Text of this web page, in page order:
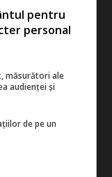
împrumuturi îi
de
la biletele de
reţele de
reţelele de
prin care
pentru
personal
măsurători ale
audienței și
de pe un